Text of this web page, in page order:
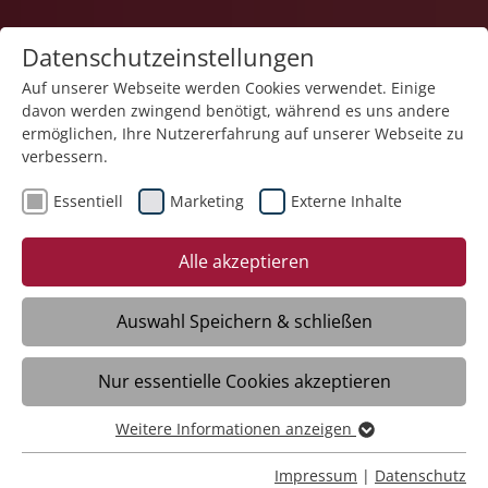
Bildung
Max-Gutknecht-Schule
Ulm
Datenschutzeinstellungen
Auf unserer Webseite werden Cookies verwendet. Einige
davon werden zwingend benötigt, während es uns andere
ermöglichen, Ihre Nutzererfahrung auf unserer Webseite zu
verbessern.
Essentiell Marketing Externe Inhalte
Alle akzeptieren
Auswahl Speichern & schließen
Nur essentielle Cookies akzeptieren
Essentiell
Essentielle Cookies werden für grundlegende Funktionen
Weitere Informationen anzeigen
Impressum | Datenschutz